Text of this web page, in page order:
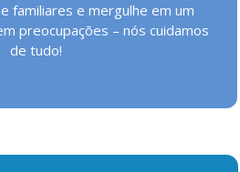
familiares e mergulhe em um
preocupações – nós cuidamos
de tudo!